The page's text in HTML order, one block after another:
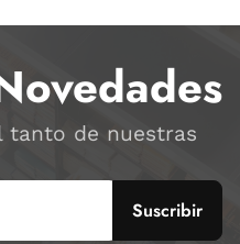
tanto de nuestras